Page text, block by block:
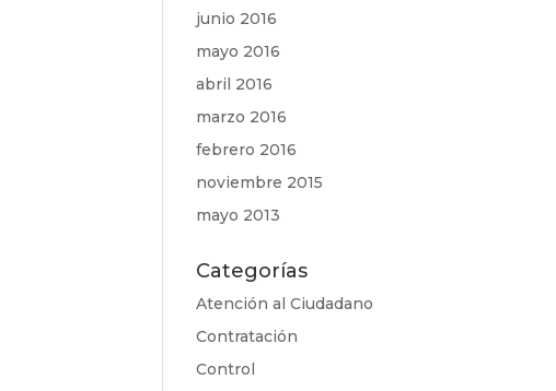
junio 2016
mayo 2016
abril 2016
marzo 2016
febrero 2016
noviembre 2015
mayo 2013
Categorías
Atención al Ciudadano
Contratación
Control